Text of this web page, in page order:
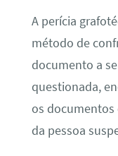
A perícia
método de
documento a
questionada,
os documentos
da pessoa